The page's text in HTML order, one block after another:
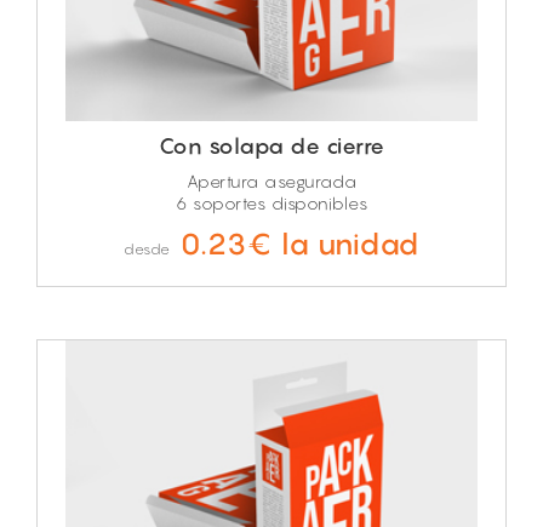
Con solapa de cierre
Apertura asegurada
6 soportes disponibles
desde 0.23€ la unidad